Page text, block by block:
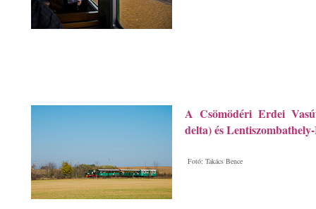
A Csömödéri Erdei
delta) és
Fotó: Takács Bence